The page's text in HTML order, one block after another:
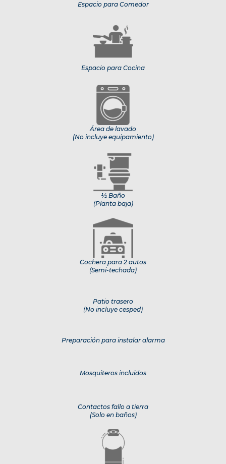
Espacio para Comedor
Espacio para Cocina
Área de lavado
(No incluye equipamiento)
½ Baño
(Planta baja)
Cochera para 2 autos
(Semi-techada)
Patio trasero
(No incluye cesped)
Preparación para instalar alarma
Mosquiteros incluidos
Contactos fallo a tierra
(Solo en baños)